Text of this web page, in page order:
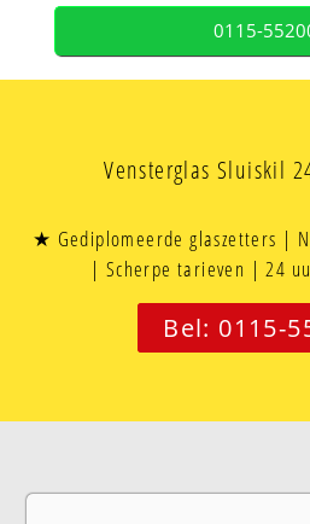
0115-
Vensterglas Sluiskil
★ Gediplomeerde glaszetters |
| Scherpe tarieven | 24
Bel: 0115-